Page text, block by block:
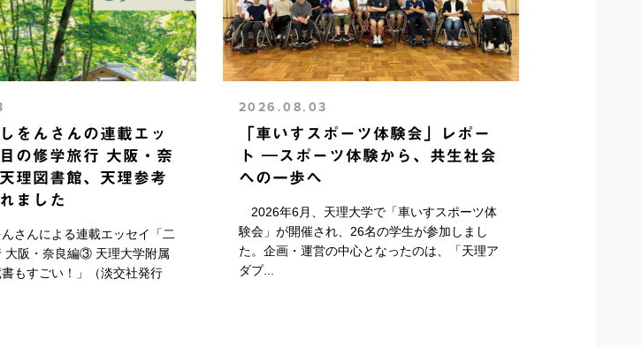
をんさんの連載エッ
の修学旅行 大阪・奈
理図書館、天理参考
ました
さんによる連載エッセイ「二
大阪・奈良編③ 天理大学附属
もすごい！」（淡交社発行
2026.08.03
「車いすスポーツ体験会」レポー
ト ―スポーツ体験から、共生社会
への一歩へ
2026年6月、天理大学で「車いすスポーツ体
験会」が開催され、26名の学生が参加しまし
た。企画・運営の中心となったのは、「天理ア
ダプ...